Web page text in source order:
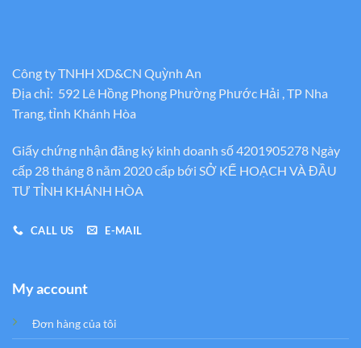
Công ty TNHH XD&CN Quỳnh An
Địa chỉ: 592 Lê Hồng Phong Phường Phước Hải , TP Nha
Trang, tỉnh Khánh Hòa
Giấy chứng nhận đăng ký kinh doanh số 4201905278 Ngày
cấp 28 tháng 8 năm 2020 cấp bới SỞ KẾ HOẠCH VÀ ĐẦU
TƯ TỈNH KHÁNH HÒA
CALL US E-MAIL
My account
Đơn hàng của tôi